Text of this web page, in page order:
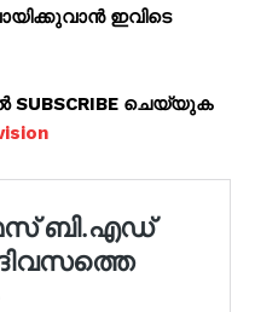
ഇവിടെ
ചെയ്യുക